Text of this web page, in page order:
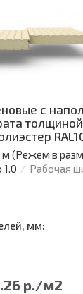
с
м (Режем в
Рабочая
мм:
р./м2